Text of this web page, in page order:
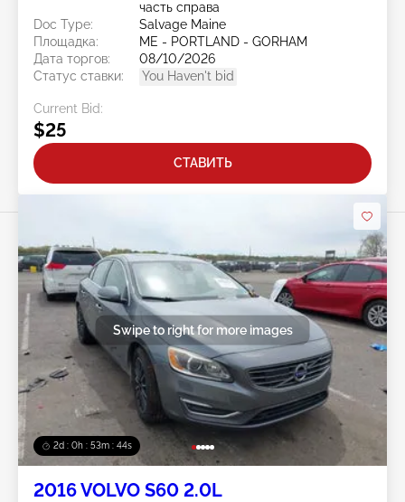
часть справа
Doc Type:
Salvage Maine
Площадка:
ME - PORTLAND - GORHAM
Дата торгов:
08/10/2026
Статус ставки:
You Haven't bid
Current Bid:
$25
СТАВИТЬ
2d : 0h : 53m : 41s
Swipe to right for more images
2016 VOLVO S60 2.0L